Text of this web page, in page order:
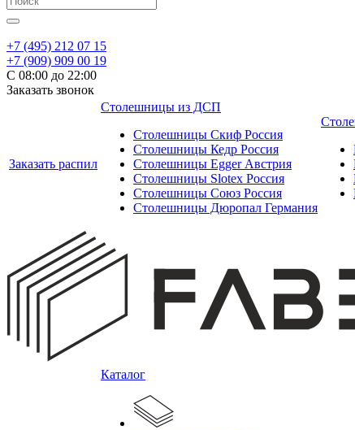
+7 (495) 212 07 15
+7 (909) 909 00 19
С 08:00 до 22:00
Заказать звонок
Заказать распил
Столешницы из ДСП
Столешницы Скиф Россия
Столешницы Кедр Россия
Столешницы Egger Австрия
Столешницы Slotex Россия
Столешницы Союз Россия
Столешницы Дюропал Германия
Каталог